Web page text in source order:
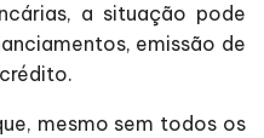
a situação pode
emissão de
mesmo sem todos os